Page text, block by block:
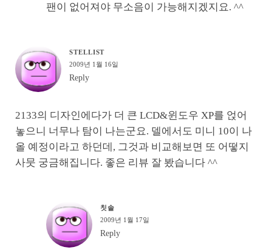
팬이 없어져야 무소음이 가능해지겠지요. ^^
STELLIST
2009년 1월 16일
Reply
2133의 디자인에다가 더 큰 LCD&윈도우 XP를 얹어
놓으니 너무나 탐이 나는군요. 델에서도 미니 10이 나
올 예정이라고 하던데, 그것과 비교해보면 또 어떻지
사뭇 궁금해집니다. 좋은 리뷰 잘 봤습니다 ^^
칫솔
2009년 1월 17일
Reply